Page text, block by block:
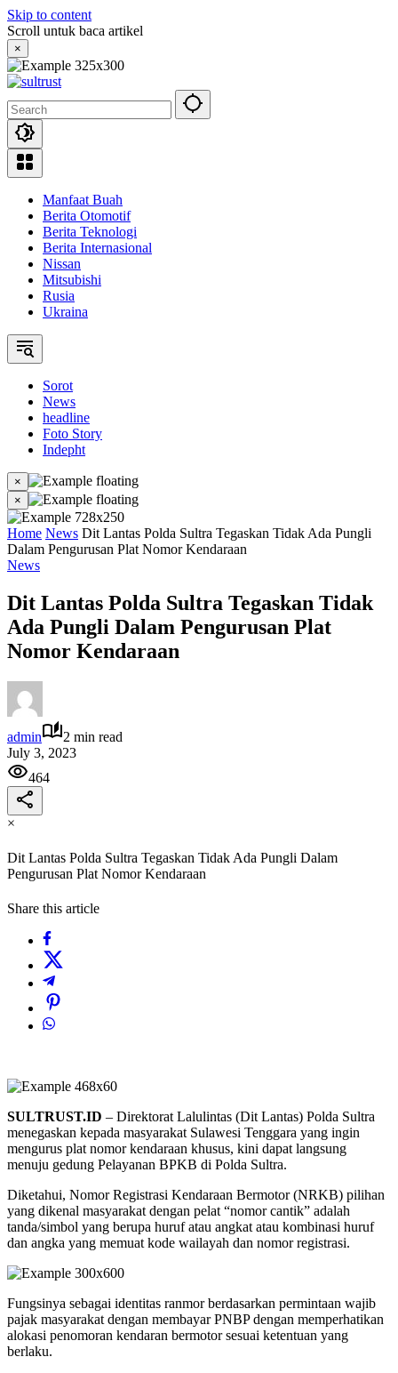
Skip to content
Scroll untuk baca artikel
×
Manfaat Buah
Berita Otomotif
Berita Teknologi
Berita Internasional
Nissan
Mitsubishi
Rusia
Ukraina
Sorot
News
headline
Foto Story
Indepht
×
×
Home News Dit Lantas Polda Sultra Tegaskan Tidak Ada Pungli
Dalam Pengurusan Plat Nomor Kendaraan
News
Dit Lantas Polda Sultra Tegaskan Tidak
Ada Pungli Dalam Pengurusan Plat
Nomor Kendaraan
admin
2 min read
July 3, 2023
464
×
Dit Lantas Polda Sultra Tegaskan Tidak Ada Pungli Dalam
Pengurusan Plat Nomor Kendaraan
Share this article
SULTRUST.ID – Direktorat Lalulintas (Dit Lantas) Polda Sultra
menegaskan kepada masyarakat Sulawesi Tenggara yang ingin
mengurus plat nomor kendaraan khusus, kini dapat langsung
menuju gedung Pelayanan BPKB di Polda Sultra.
Diketahui, Nomor Registrasi Kendaraan Bermotor (NRKB) pilihan
yang dikenal masyarakat dengan pelat “nomor cantik” adalah
tanda/simbol yang berupa huruf atau angkat atau kombinasi huruf
dan angka yang memuat kode wailayah dan nomor registrasi.
Fungsinya sebagai identitas ranmor berdasarkan permintaan wajib
pajak masyarakat dengan membayar PNBP dengan memperhatikan
alokasi penomoran kendaran bermotor sesuai ketentuan yang
berlaku.